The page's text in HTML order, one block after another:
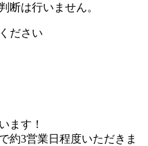
断は行いません。
ださい
ます！
約3営業日程度いただきま